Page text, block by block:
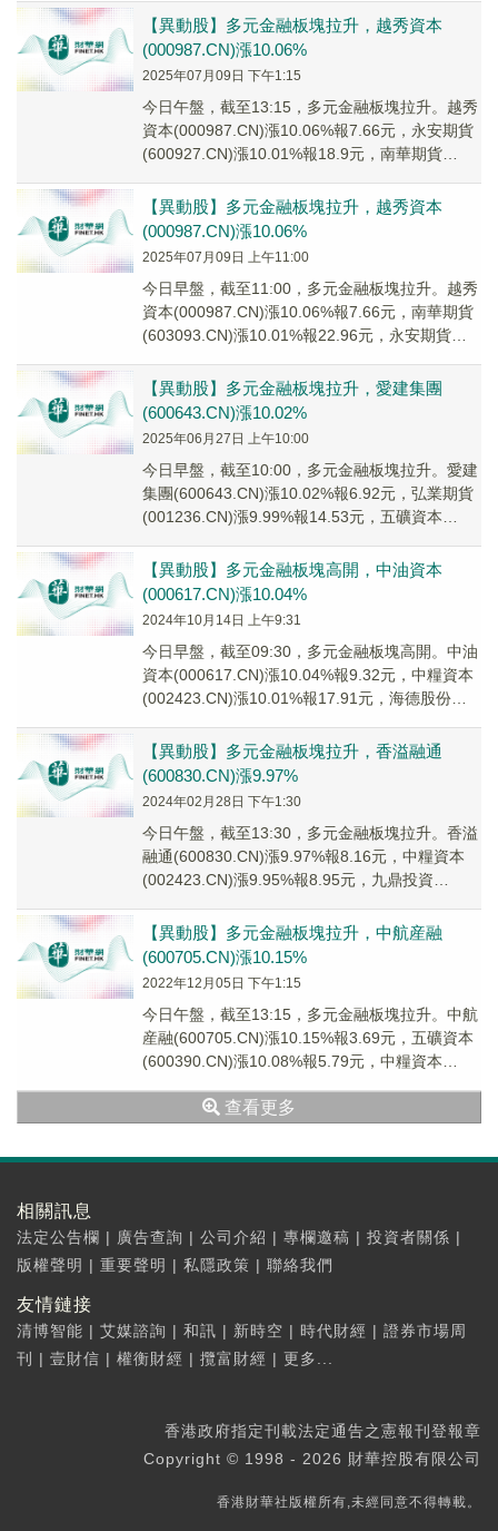
【異動股】多元金融板塊拉升，越秀資本
(000987.CN)漲10.06%
2025年07月09日 下午1:15
今日午盤，截至13:15，多元金融板塊拉升。越秀
資本(000987.CN)漲10.06%報7.66元，永安期貨
(600927.CN)漲10.01%報18.9元，南華期貨
【異動股】多元金融板塊拉升，越秀資本
(000987.CN)漲10.06%
2025年07月09日 上午11:00
今日早盤，截至11:00，多元金融板塊拉升。越秀
資本(000987.CN)漲10.06%報7.66元，南華期貨
(603093.CN)漲10.01%報22.96元，永安期貨
【異動股】多元金融板塊拉升，愛建集團
(600643.CN)漲10.02%
2025年06月27日 上午10:00
今日早盤，截至10:00，多元金融板塊拉升。愛建
集團(600643.CN)漲10.02%報6.92元，弘業期貨
(001236.CN)漲9.99%報14.53元，五礦資本
【異動股】多元金融板塊高開，中油資本
(000617.CN)漲10.04%
2024年10月14日 上午9:31
今日早盤，截至09:30，多元金融板塊高開。中油
資本(000617.CN)漲10.04%報9.32元，中糧資本
(002423.CN)漲10.01%報17.91元，海德股份
【異動股】多元金融板塊拉升，香溢融通
(600830.CN)漲9.97%
2024年02月28日 下午1:30
今日午盤，截至13:30，多元金融板塊拉升。香溢
融通(600830.CN)漲9.97%報8.16元，中糧資本
(002423.CN)漲9.95%報8.95元，九鼎投資
【異動股】多元金融板塊拉升，中航産融
(600705.CN)漲10.15%
2022年12月05日 下午1:15
今日午盤，截至13:15，多元金融板塊拉升。中航
産融(600705.CN)漲10.15%報3.69元，五礦資本
(600390.CN)漲10.08%報5.79元，中糧資本
查看更多
相關訊息
法定公告欄 | 廣告查詢 | 公司介紹 | 專欄邀稿 | 投資者關係 |
版權聲明 | 重要聲明 | 私隱政策 | 聯絡我們
友情鏈接
清博智能 | 艾媒諮詢 | 和訊 | 新時空 | 時代財經 | 證券市場周
刊
| 壹財信 | 權衡財經 | 攬富財經 | 更多...
香港政府指定刊載法定通告之憲報刊登報章
Copyright © 1998 - 2026 財華控股有限公司
香港財華社版權所有,未經同意不得轉載。